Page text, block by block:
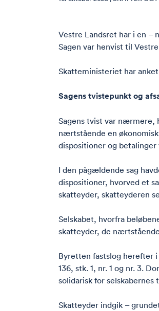
Vestre Landsret har i en –
Sagen var henvist til
Skatteministeriet har
Sagens tvistepunkt og
Sagens tvist var nærmere,
nærtstående en
dispositioner og
I den pågældende sag
dispositioner, hvorved et
skatteyder, skatteyderen
Selskabet, hvorfra
skatteyder, de
Byretten fastslog herefter i
136, stk. 1, nr. 1 og nr. 3.
solidarisk for selskabernes
Skatteyder indgik –